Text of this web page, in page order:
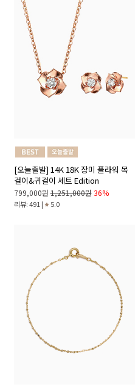
[오늘출발] 14K 18K 장미 플라워 목
걸이&귀걸이 세트 Edition
799,000원 1,251,000원 36%
리뷰: 491 | 5.0